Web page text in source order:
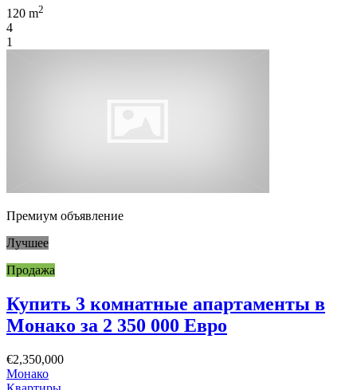
120 m2
4
1
Премиум объявление
Лучшее
Продажа
Купить 3 комнатные апартаменты в
Монако за 2 350 000 Евро
€2,350,000
Монако